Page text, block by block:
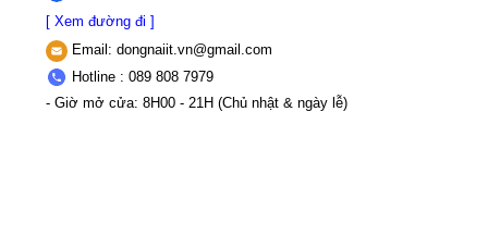
[ Xem đường đi ]
Email: dongnaiit.vn@gmail.com
Hotline : 089 808 7979
- Giờ mở cửa: 8H00 - 21H (Chủ nhật & ngày lễ)